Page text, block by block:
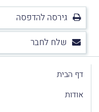
גירסה להדפסה
שלח לחבר
דף הבית
אודות